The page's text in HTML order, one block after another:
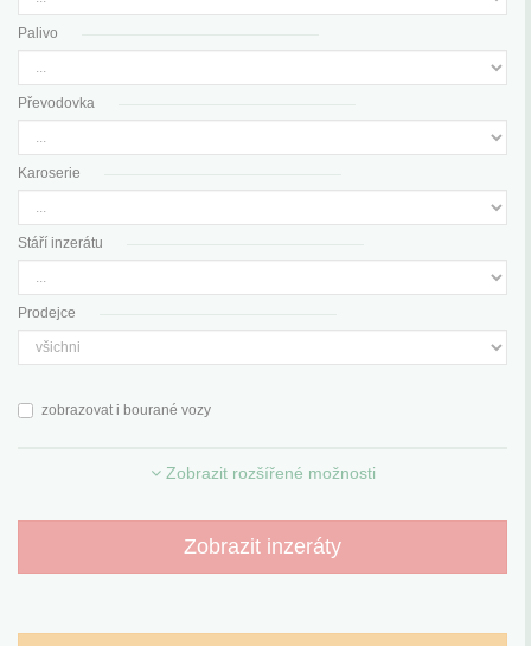
Palivo
Převodovka
Karoserie
Stáří inzerátu
Prodejce
zobrazovat i bourané vozy
Zobrazit rozšířené možnosti
Zobrazit inzeráty